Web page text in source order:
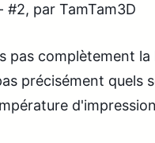
#2, par TamTam3D
pas complètement
précisément